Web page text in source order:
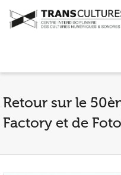
Retour sur le
Factory et de